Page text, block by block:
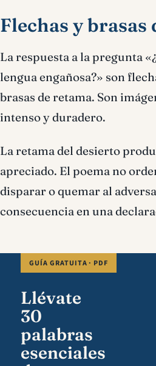
Flechas y brasas
La respuesta a la pregunta
lengua engañosa?» son
brasas de retama. Son
intenso y duradero.
La retama del desierto
apreciado. El poema no
disparar o quemar al
consecuencia en una
GUÍA GRATUITA · PDF
Llévate
30
palabras
esenciales